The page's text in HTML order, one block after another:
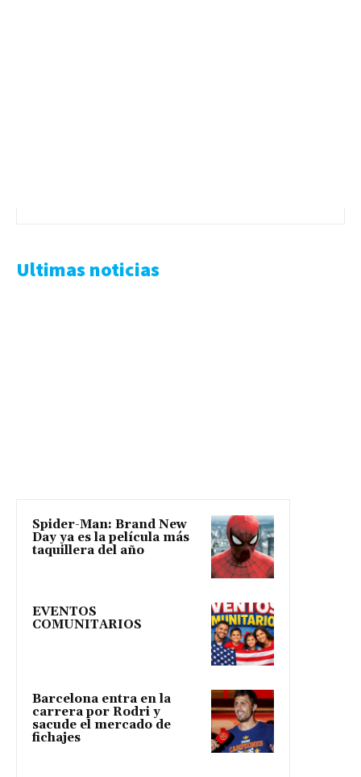
Ultimas noticias
Spider-Man: Brand New
Day ya es la película más
taquillera del año
EVENTOS
COMUNITARIOS
Barcelona entra en la
carrera por Rodri y
sacude el mercado de
fichajes